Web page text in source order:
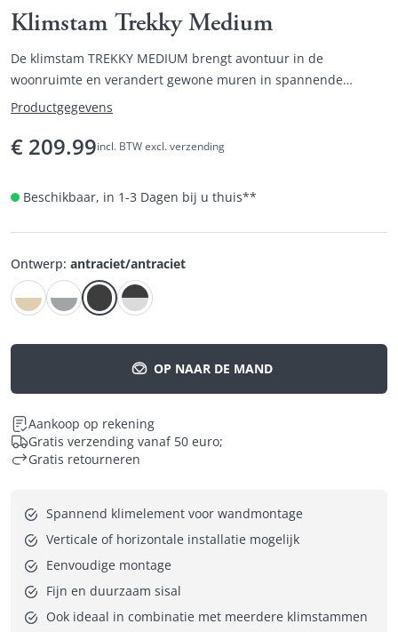
Klimstam Trekky Medium
De klimstam TREKKY MEDIUM brengt avontuur in de
woonruimte en verandert gewone muren in spannende
klimroutes.
Productgegevens
€ 209.99incl. BTW excl. verzending
Beschikbaar, in 1-3 Dagen bij u thuis**
Ontwerp: antraciet/antraciet
OP NAAR DE MAND
Aankoop op rekening
Gratis verzending vanaf 50 euro;
Gratis retourneren
Spannend klimelement voor wandmontage
Verticale of horizontale installatie mogelijk
Eenvoudige montage
Fijn en duurzaam sisal
Ook ideaal in combinatie met meerdere klimstammen